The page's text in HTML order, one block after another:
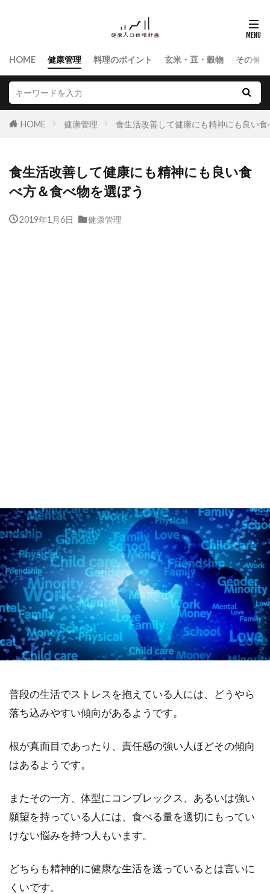
HOME 健康管理 料理のポイント 玄米・豆・穀物 その他
HOME 健康管理 食生活改善して健康にも精神にも良い
食生活改善して健康にも精神にも良い食
べ方＆食べ物を選ぼう
2019年1月6日 健康管理
普段の生活でストレスを抱えている人には、どうやら
落ち込みやすい傾向があるようです。
根が真面目であったり、責任感の強い人ほどその傾向
はあるようです。
またその一方、体型にコンプレックス、あるいは強い
願望を持っている人には、食べる量を適切にもってい
けない悩みを持つ人もいます。
どちらも精神的に健康な生活を送っているとは言いに
くいです。